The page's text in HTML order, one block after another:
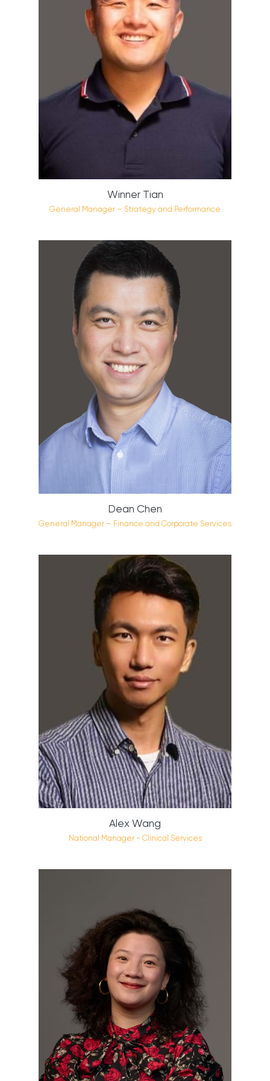
Winner Tian
General Manager – Strategy and Performance
Dean Chen
General Manager – Finance and Corporate Services
Alex Wang
National Manager - Clinical Services